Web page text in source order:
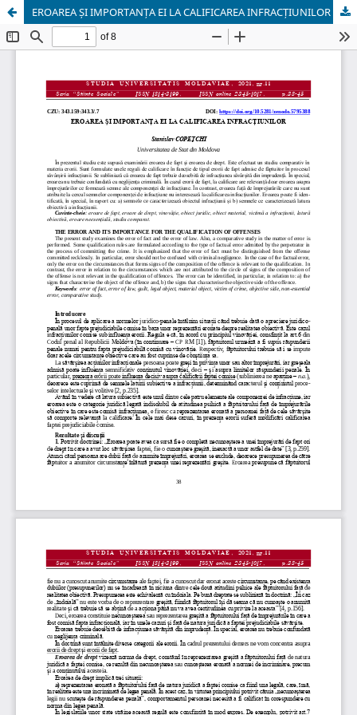
EROAREA ȘI IMPORTANȚA EI LA CALIFICAREA INFRACȚIUNILOR